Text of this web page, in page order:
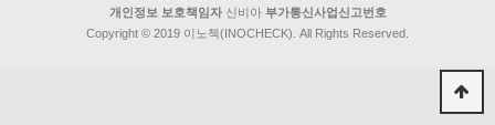
개인정보 보호책임자신비아 부가통신사업신고번호
Copyright © 2019 이노첵(INOCHECK). All Rights Reserved.